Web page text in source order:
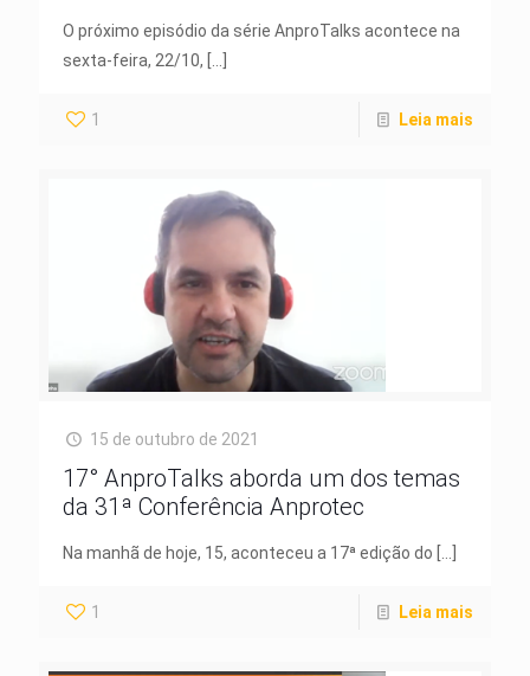
O próximo episódio da série AnproTalks acontece na
sexta-feira, 22/10,
1 Leia mais
15 de outubro de 2021
17° AnproTalks aborda um dos temas
da 31ª Conferência Anprotec
Na manhã de hoje, 15, aconteceu a 17ª edição do
1 Leia mais